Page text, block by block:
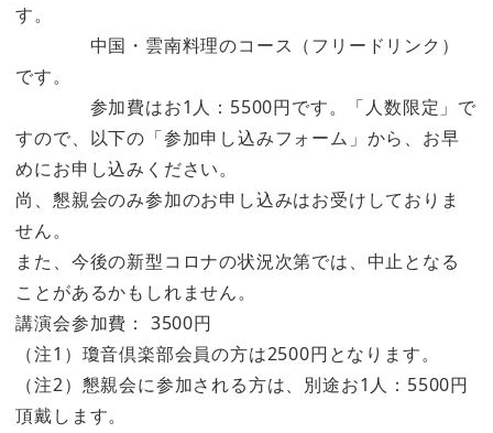
す。
中国・雲南料理のコース（フリードリンク）
です。
参加費はお1人：5500円です。「人数限定」で
すので、以下の「参加申し込みフォーム」から、お早
めにお申し込みください。
尚、懇親会のみ参加のお申し込みはお受けしておりま
せん。
また、今後の新型コロナの状況次第では、中止となる
ことがあるかもしれません。
講演会参加費： 3500円
（注1）瓊音倶楽部会員の方は2500円となります。
（注2）懇親会に参加される方は、別途お1人：5500円
頂戴します。